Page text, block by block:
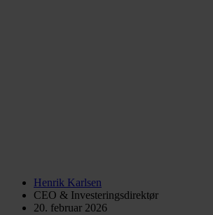
Henrik Karlsen
CEO & Investeringsdirektør
20. februar 2026